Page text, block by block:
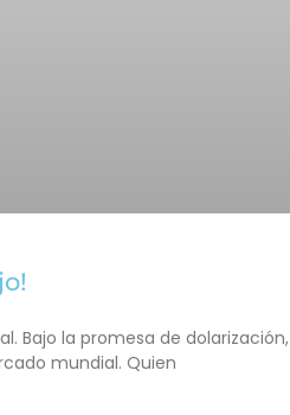
Bajo la promesa de dolarización,
mundial. Quien